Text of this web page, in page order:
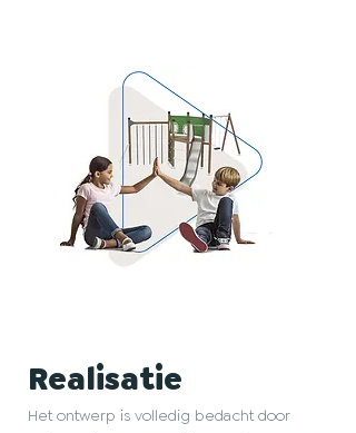
Realisatie
Het ontwerp is volledig bedacht door